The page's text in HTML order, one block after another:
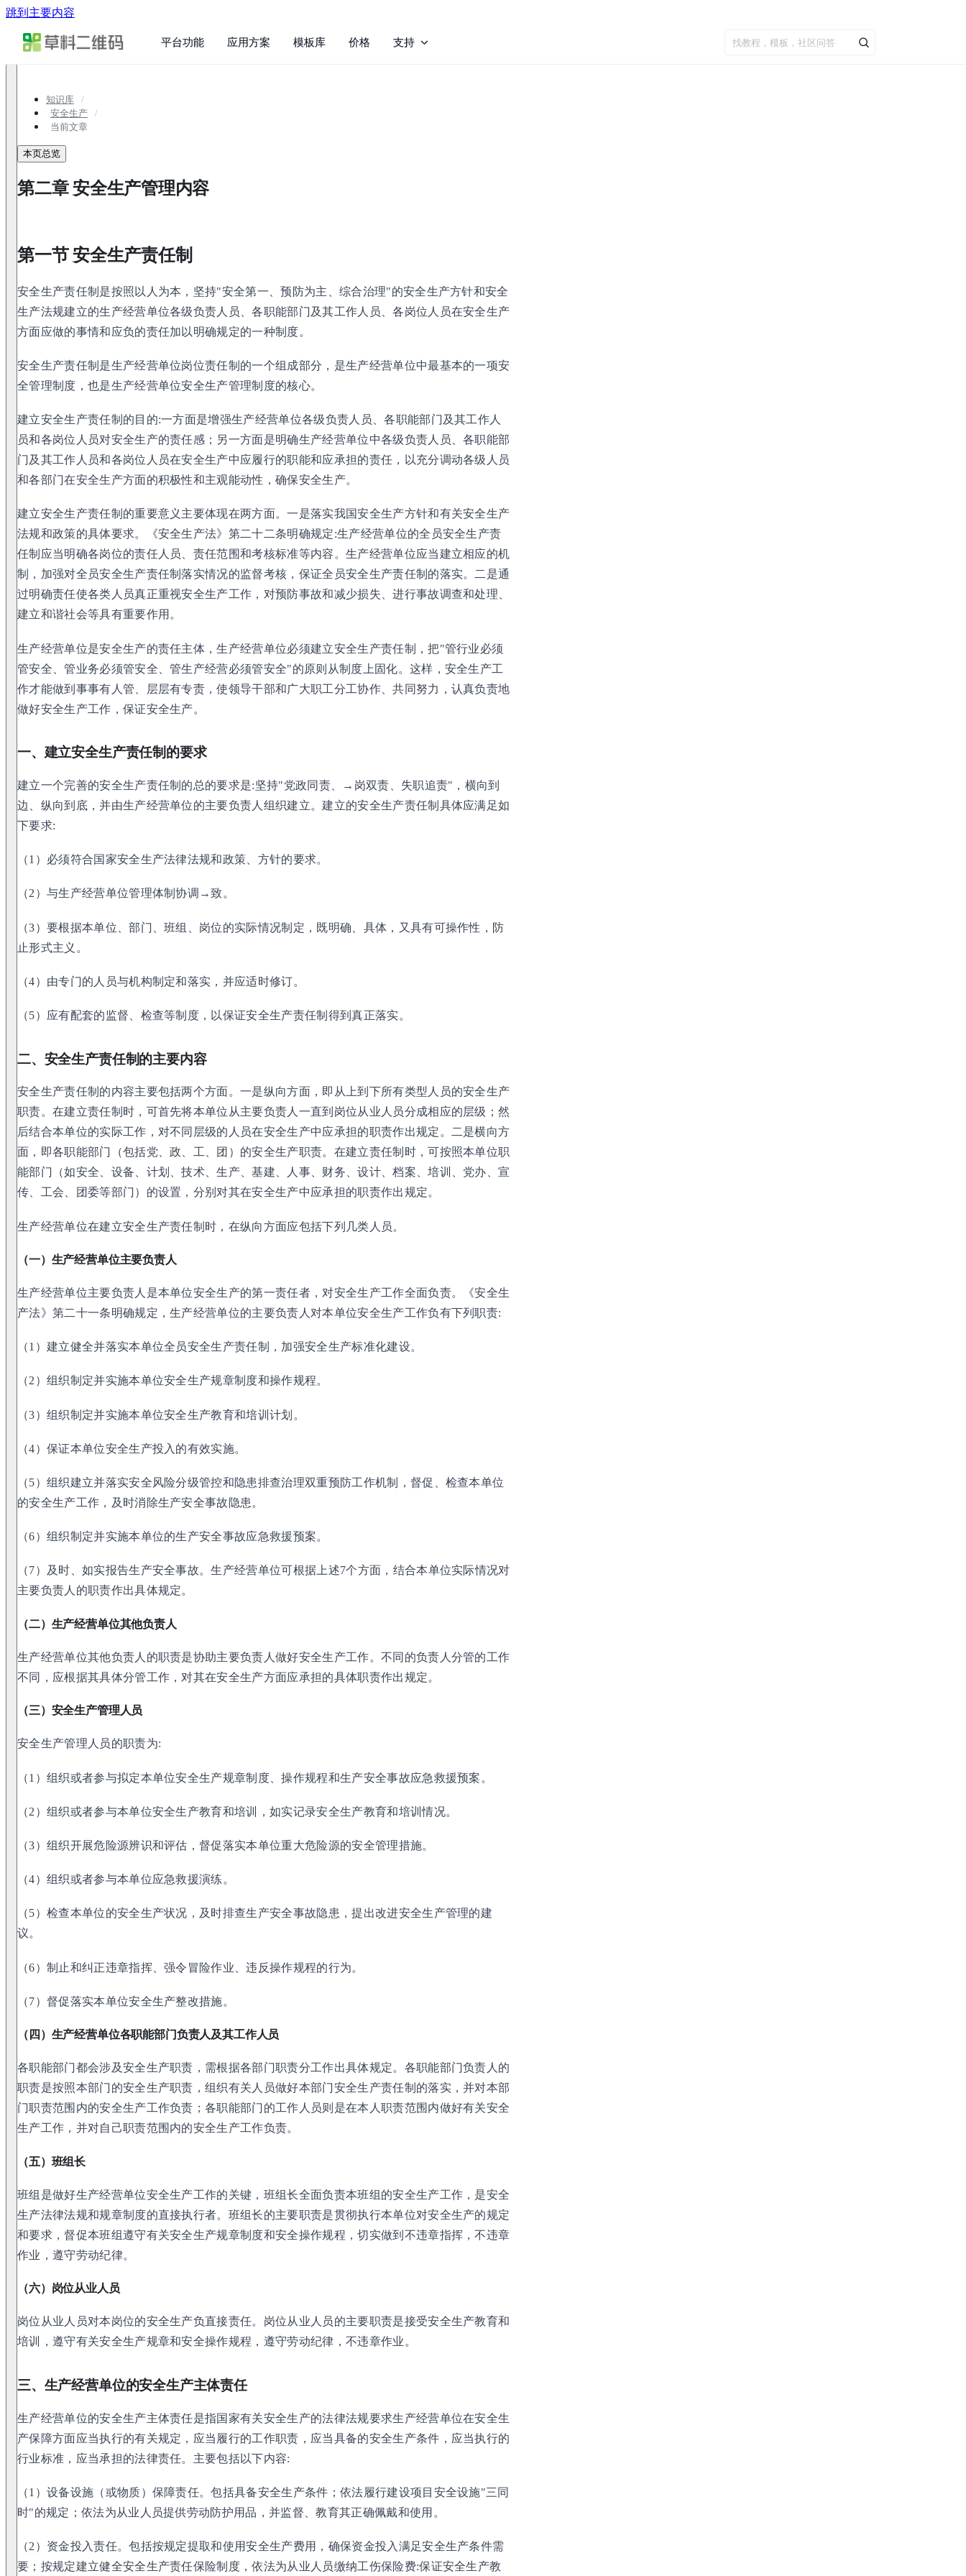
跳到主要内容
平台功能 应用方案 模板库 价格 支持
知识库
安全生产
当前文章
本页总览
第二章 安全生产管理内容
第一节 安全生产责任制
安全生产责任制是按照以人为本，坚持"安全第一、预防为主、综合治理"的安全生产方针和安全
生产法规建立的生产经营单位各级负责人员、各职能部门及其工作人员、各岗位人员在安全生产
方面应做的事情和应负的责任加以明确规定的一种制度。
安全生产责任制是生产经营单位岗位责任制的一个组成部分，是生产经营单位中最基本的一项安
全管理制度，也是生产经营单位安全生产管理制度的核心。
建立安全生产责任制的目的:一方面是增强生产经营单位各级负责人员、各职能部门及其工作人
员和各岗位人员对安全生产的责任感；另一方面是明确生产经营单位中各级负责人员、各职能部
门及其工作人员和各岗位人员在安全生产中应履行的职能和应承担的责任，以充分调动各级人员
和各部门在安全生产方面的积极性和主观能动性，确保安全生产。
建立安全生产责任制的重要意义主要体现在两方面。一是落实我国安全生产方针和有关安全生产
法规和政策的具体要求。《安全生产法》第二十二条明确规定:生产经营单位的全员安全生产责
任制应当明确各岗位的责任人员、责任范围和考核标准等内容。生产经营单位应当建立相应的机
制，加强对全员安全生产责任制落实情况的监督考核，保证全员安全生产责任制的落实。二是通
过明确责任使各类人员真正重视安全生产工作，对预防事故和减少损失、进行事故调查和处理、
建立和谐社会等具有重要作用。
生产经营单位是安全生产的责任主体，生产经营单位必须建立安全生产责任制，把"管行业必须
管安全、管业务必须管安全、管生产经营必须管安全"的原则从制度上固化。这样，安全生产工
作才能做到事事有人管、层层有专责，使领导干部和广大职工分工协作、共同努力，认真负责地
做好安全生产工作，保证安全生产。
一、建立安全生产责任制的要求
建立一个完善的安全生产责任制的总的要求是:坚持"党政同责、→岗双责、失职追责"，横向到
边、纵向到底，并由生产经营单位的主要负责人组织建立。建立的安全生产责任制具体应满足如
下要求:
（1）必须符合国家安全生产法律法规和政策、方针的要求。
（2）与生产经营单位管理体制协调→致。
（3）要根据本单位、部门、班组、岗位的实际情况制定，既明确、具体，又具有可操作性，防
止形式主义。
（4）由专门的人员与机构制定和落实，并应适时修订。
（5）应有配套的监督、检查等制度，以保证安全生产责任制得到真正落实。
二、安全生产责任制的主要内容
安全生产责任制的内容主要包括两个方面。一是纵向方面，即从上到下所有类型人员的安全生产
职责。在建立责任制时，可首先将本单位从主要负责人一直到岗位从业人员分成相应的层级；然
后结合本单位的实际工作，对不同层级的人员在安全生产中应承担的职责作出规定。二是横向方
面，即各职能部门（包括党、政、工、团）的安全生产职责。在建立责任制时，可按照本单位职
能部门（如安全、设备、计划、技术、生产、基建、人事、财务、设计、档案、培训、党办、宣
传、工会、团委等部门）的设置，分别对其在安全生产中应承担的职责作出规定。
生产经营单位在建立安全生产责任制时，在纵向方面应包括下列几类人员。
（一）生产经营单位主要负责人
生产经营单位主要负责人是本单位安全生产的第一责任者，对安全生产工作全面负责。《安全生
产法》第二十一条明确规定，生产经营单位的主要负责人对本单位安全生产工作负有下列职责:
（1）建立健全并落实本单位全员安全生产责任制，加强安全生产标准化建设。
（2）组织制定并实施本单位安全生产规章制度和操作规程。
（3）组织制定并实施本单位安全生产教育和培训计划。
（4）保证本单位安全生产投入的有效实施。
（5）组织建立并落实安全风险分级管控和隐患排查治理双重预防工作机制，督促、检查本单位
的安全生产工作，及时消除生产安全事故隐患。
（6）组织制定并实施本单位的生产安全事故应急救援预案。
（7）及时、如实报告生产安全事故。生产经营单位可根据上述7个方面，结合本单位实际情况对
主要负责人的职责作出具体规定。
（二）生产经营单位其他负责人
生产经营单位其他负责人的职责是协助主要负责人做好安全生产工作。不同的负责人分管的工作
不同，应根据其具体分管工作，对其在安全生产方面应承担的具体职责作出规定。
（三）安全生产管理人员
安全生产管理人员的职责为:
（1）组织或者参与拟定本单位安全生产规章制度、操作规程和生产安全事故应急救援预案。
（2）组织或者参与本单位安全生产教育和培训，如实记录安全生产教育和培训情况。
（3）组织开展危险源辨识和评估，督促落实本单位重大危险源的安全管理措施。
（4）组织或者参与本单位应急救援演练。
（5）检查本单位的安全生产状况，及时排查生产安全事故隐患，提出改进安全生产管理的建
议。
（6）制止和纠正违章指挥、强令冒险作业、违反操作规程的行为。
（7）督促落实本单位安全生产整改措施。
（四）生产经营单位各职能部门负责人及其工作人员
各职能部门都会涉及安全生产职责，需根据各部门职责分工作出具体规定。各职能部门负责人的
职责是按照本部门的安全生产职责，组织有关人员做好本部门安全生产责任制的落实，并对本部
门职责范围内的安全生产工作负责；各职能部门的工作人员则是在本人职责范围内做好有关安全
生产工作，并对自己职责范围内的安全生产工作负责。
（五）班组长
班组是做好生产经营单位安全生产工作的关键，班组长全面负责本班组的安全生产工作，是安全
生产法律法规和规章制度的直接执行者。班组长的主要职责是贯彻执行本单位对安全生产的规定
和要求，督促本班组遵守有关安全生产规章制度和安全操作规程，切实做到不违章指挥，不违章
作业，遵守劳动纪律。
（六）岗位从业人员
岗位从业人员对本岗位的安全生产负直接责任。岗位从业人员的主要职责是接受安全生产教育和
培训，遵守有关安全生产规章和安全操作规程，遵守劳动纪律，不违章作业。
三、生产经营单位的安全生产主体责任
生产经营单位的安全生产主体责任是指国家有关安全生产的法律法规要求生产经营单位在安全生
产保障方面应当执行的有关规定，应当履行的工作职责，应当具备的安全生产条件，应当执行的
行业标准，应当承担的法律责任。主要包括以下内容:
（1）设备设施（或物质）保障责任。包括具备安全生产条件；依法履行建设项目安全设施"三同
时"的规定；依法为从业人员提供劳动防护用品，并监督、教育其正确佩戴和使用。
（2）资金投入责任。包括按规定提取和使用安全生产费用，确保资金投入满足安全生产条件需
要；按规定建立健全安全生产责任保险制度，依法为从业人员缴纳工伤保险费:保证安全生产教